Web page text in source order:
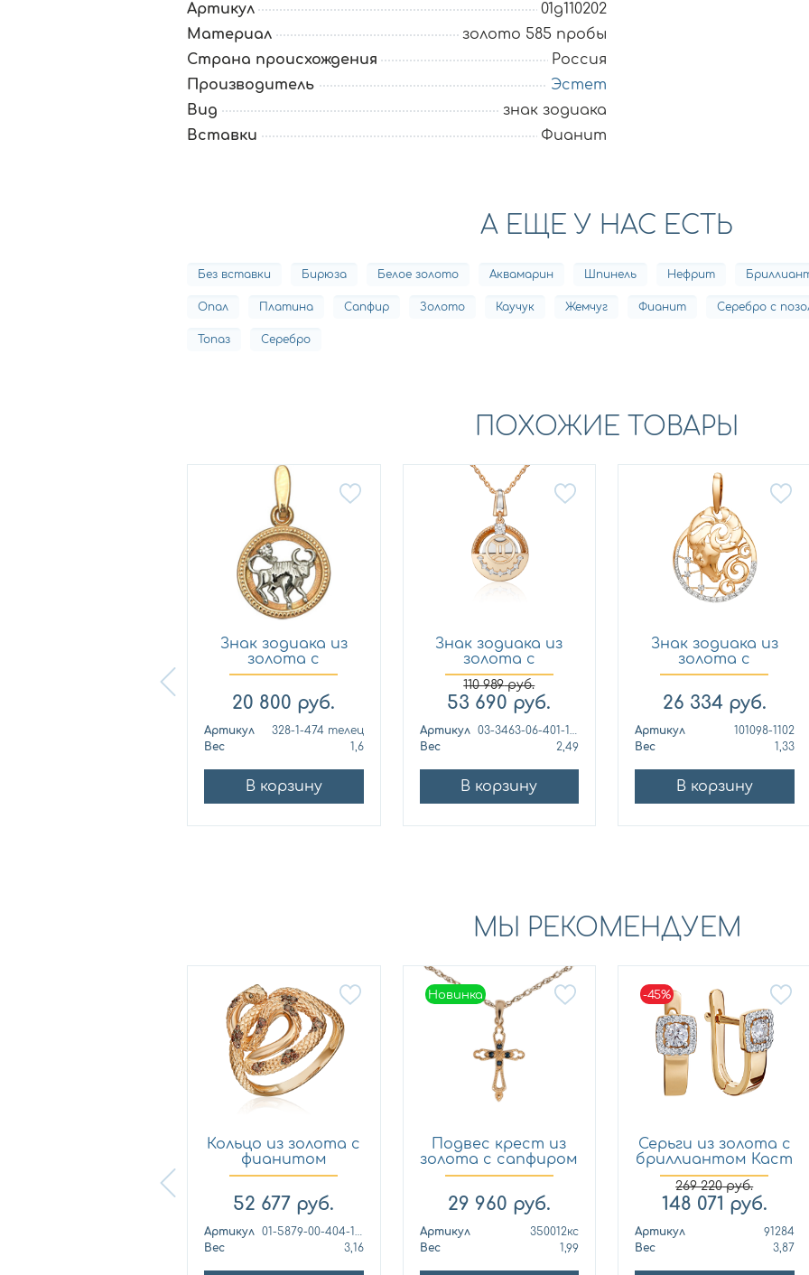
Артикул
01д110202
Материал
золото 585 пробы
Страна происхождения
Россия
Производитель
Эстет
Вид
знак зодиака
Вставки
Фианит
А ЕЩЕ У НАС ЕСТЬ
Без вставки Бирюза Белое золото Аквамарин Шпинель Нефрит
Опал Платина Сапфир Золото Каучук Жемчуг Фианит Серебро с
Топаз Серебро
ПОХОЖИЕ ТОВАРЫ
Знак зодиака из
золота с
фианитом АМБ...
20 800 руб.
Артикул
328-1-474 телец
Вес
1,6
В корзину
Знак зодиака из
золота с
фианитом Пла...
110 989руб.
53 690 руб.
Артикул
03-3463-06-401-1111
Вес
2,49
В корзину
Знак зодиака из
золота с
фианитом Дин...
26 334 руб.
Артикул
101098-1102
Вес
1,33
В корзину
МЫ РЕКОМЕНДУЕМ
Кольцо из золота с
фианитом
Платина 0...
52 677 руб.
Артикул
01-5879-00-404-1110
Вес
3,16
Новинка
Новинка
Подвес крест из
золота с сапфиром
Кло...
29 960 руб.
Артикул
350012кс
Вес
1,99
-45%
Серьги из золота с
бриллиантом Каст
ю...
269 220руб.
148 071 руб.
Артикул
91284
Вес
3,87